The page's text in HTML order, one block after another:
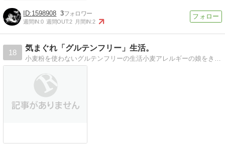
1598908 3
週間IN:0 週間OUT:2 月間IN:2
18
気まぐれ「グルテンフリー」生活。